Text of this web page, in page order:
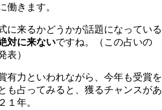
働きます。
に来るかどうかが話題になっている
対に来ないですね。（この占いの
表）
有力といわれながら、今年も受賞を
も占ってみると、獲るチャンスがあ
１年。